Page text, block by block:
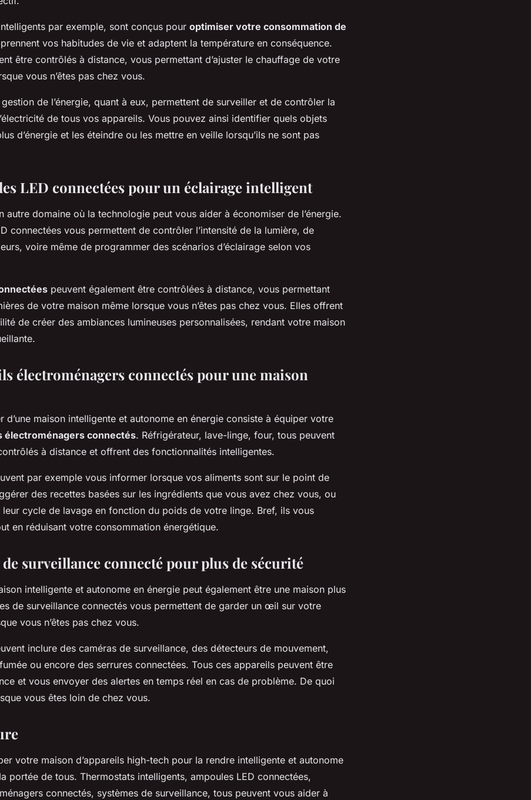
par exemple, sont conçus pour optimiser votre consommation de
vos habitudes de vie et adaptent la température en conséquence.
être contrôlés à distance, vous permettant d’ajuster le chauffage de votre
vous n’êtes pas chez vous.
de l’énergie, quant à eux, permettent de surveiller et de contrôler la
de tous vos appareils. Vous pouvez ainsi identifier quels objets
d’énergie et les éteindre ou les mettre en veille lorsqu’ils ne sont pas
LED connectées pour un éclairage intelligent
autre domaine où la technologie peut vous aider à économiser de l’énergie.
connectées vous permettent de contrôler l’intensité de la lumière, de
voire même de programmer des scénarios d’éclairage selon vos
peuvent également être contrôlées à distance, vous permettant
de votre maison même lorsque vous n’êtes pas chez vous. Elles offrent
de créer des ambiances lumineuses personnalisées, rendant votre maison
électroménagers connectés pour une maison
d’une maison intelligente et autonome en énergie consiste à équiper votre
électroménagers connectés. Réfrigérateur, lave-linge, four, tous peuvent
à distance et offrent des fonctionnalités intelligentes.
par exemple vous informer lorsque vos aliments sont sur le point de
des recettes basées sur les ingrédients que vous avez chez vous, ou
cycle de lavage en fonction du poids de votre linge. Bref, ils vous
en réduisant votre consommation énergétique.
de surveillance connecté pour plus de sécurité
intelligente et autonome en énergie peut également être une maison plus
de surveillance connectés vous permettent de garder un œil sur votre
vous n’êtes pas chez vous.
inclure des caméras de surveillance, des détecteurs de mouvement,
ou encore des serrures connectées. Tous ces appareils peuvent être
et vous envoyer des alertes en temps réel en cas de problème. De quoi
vous êtes loin de chez vous.
votre maison d’appareils high-tech pour la rendre intelligente et autonome
portée de tous. Thermostats intelligents, ampoules LED connectées,
connectés, systèmes de surveillance, tous peuvent vous aider à